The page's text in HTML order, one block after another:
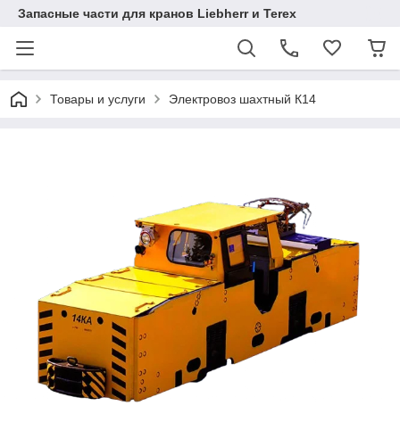
Запасные части для кранов Liebherr и Terex
Товары и услуги Электровоз шахтный К14